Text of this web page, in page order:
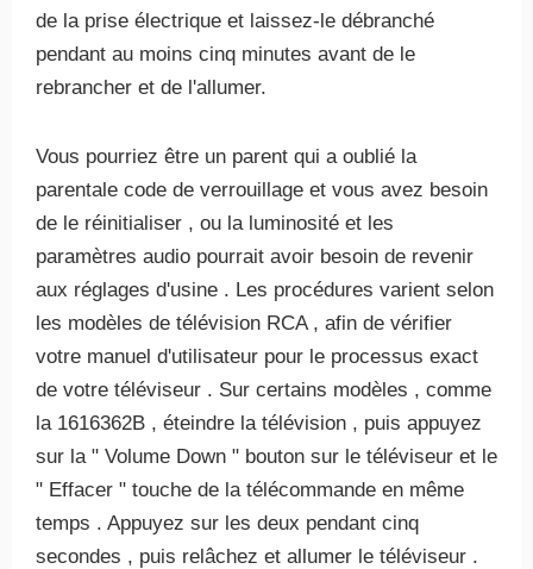
de la prise électrique et laissez-le débranché
pendant au moins cinq minutes avant de le
rebrancher et de l'allumer.
Vous pourriez être un parent qui a oublié la
parentale code de verrouillage et vous avez besoin
de le réinitialiser , ou la luminosité et les
paramètres audio pourrait avoir besoin de revenir
aux réglages d'usine . Les procédures varient selon
les modèles de télévision RCA , afin de vérifier
votre manuel d'utilisateur pour le processus exact
de votre téléviseur . Sur certains modèles , comme
la 1616362B , éteindre la télévision , puis appuyez
sur la " Volume Down " bouton sur le téléviseur et le
" Effacer " touche de la télécommande en même
temps . Appuyez sur les deux pendant cinq
secondes , puis relâchez et allumer le téléviseur .